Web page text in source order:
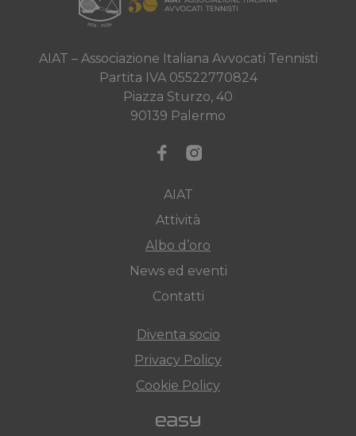
AIAT – Associazione Italiana Avvocati Tennisti
Partita IVA 05522770824
Piazza Sturzo, 40
90139 Palermo
AIAT
Attività
Albo d’oro
News ed eventi
Contatti
Diventa socio
Privacy Policy
Cookie Policy